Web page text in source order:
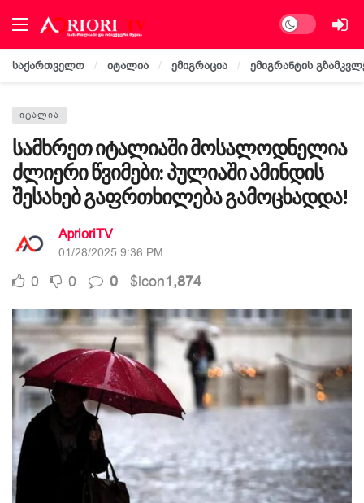
Dark mode
საქართველო იტალია ემიგრაცია ემიგრანტის
ᲘᲢᲐᲚᲘᲐ
სამხრეთ იტალიაში მოსალოდნელია
ძლიერი წვიმები: პულიაში ამინდის
შესახებ გაფრთხილება გამოცხადდა!
AprioriTV
01/28/2025 9:36 PM
0 0 0 $icon1,874